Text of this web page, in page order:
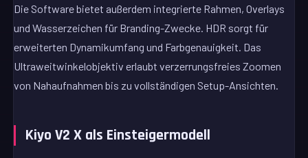
Die Software bietet außerdem integrierte Rahmen, Overlays
und Wasserzeichen für Branding-Zwecke. HDR sorgt für
erweiterten Dynamikumfang und Farbgenauigkeit. Das
Ultraweitwinkelobjektiv erlaubt verzerrungsfreies Zoomen
von Nahaufnahmen bis zu vollständigen Setup-Ansichten.
Kiyo V2 X als Einsteigermodell